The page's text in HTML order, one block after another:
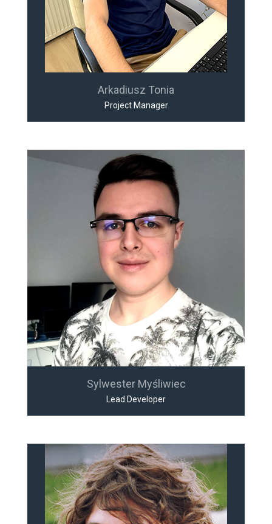
Arkadiusz Tonia
Project Manager
Sylwester Myśliwiec
Lead Developer